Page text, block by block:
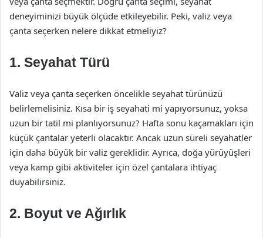
deneyiminizi büyük ölçüde etkileyebilir. Peki, valiz veya
çanta seçerken nelere dikkat etmeliyiz?
1. Seyahat Türü
Valiz veya çanta seçerken öncelikle seyahat türünüzü
belirlemelisiniz. Kısa bir iş seyahati mi yapıyorsunuz, yoksa
uzun bir tatil mi planlıyorsunuz? Hafta sonu kaçamakları için
küçük çantalar yeterli olacaktır. Ancak uzun süreli seyahatler
için daha büyük bir valiz gereklidir. Ayrıca, doğa yürüyüşleri
veya kamp gibi aktiviteler için özel çantalara ihtiyaç
duyabilirsiniz.
2. Boyut ve Ağırlık